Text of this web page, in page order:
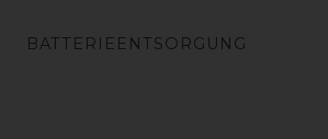
BATTERIEENTSORGUNG